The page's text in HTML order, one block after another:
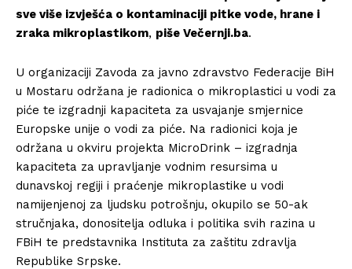
sve više izvješća o kontaminaciji pitke vode, hrane i
zraka mikroplastikom, piše Večernji.ba.
U organizaciji Zavoda za javno zdravstvo Federacije BiH
u Mostaru održana je radionica o mikroplastici u vodi za
piće te izgradnji kapaciteta za usvajanje smjernice
Europske unije o vodi za piće. Na radionici koja je
održana u okviru projekta MicroDrink – izgradnja
kapaciteta za upravljanje vodnim resursima u
dunavskoj regiji i praćenje mikroplastike u vodi
namijenjenoj za ljudsku potrošnju, okupilo se 50-ak
stručnjaka, donositelja odluka i politika svih razina u
FBiH te predstavnika Instituta za zaštitu zdravlja
Republike Srpske.